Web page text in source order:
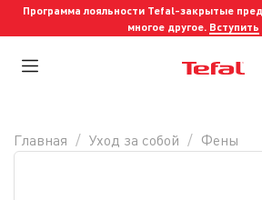
Программа лояльности Tefal-закрытые
многое другое. Вступить
Главная Уход за собой Фены